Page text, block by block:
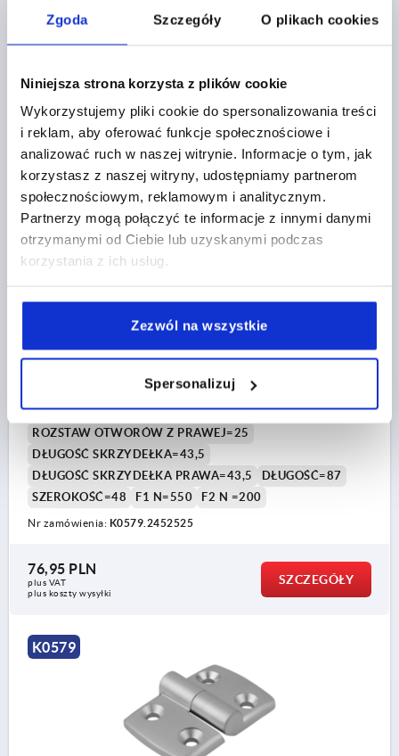
Zgoda Szczegóły O plikach cookies
Niniejsza strona korzysta z plików cookie
Wykorzystujemy pliki cookie do spersonalizowania treści
i reklam, aby oferować funkcje społecznościowe i
analizować ruch w naszej witrynie. Informacje o tym, jak
korzystasz z naszej witryny, udostępniamy partnerom
społecznościowym, reklamowym i analitycznym.
Partnerzy mogą połączyć te informacje z innymi danymi
otrzymanymi od Ciebie lub uzyskanymi podczas
korzystania z ich usług.
Zezwól na wszystkie
Spersonalizuj
DŁUGOŚĆ SKRZYDEŁKA PRAWA=38,5
DŁUGOŚĆ=77
SZEROKOŚĆ=48
75,82 PLN
plus VAT
plus koszty wysyłki
SZCZEGÓŁY
K0579
POWLEKANY PROSZKOWO, KOMP:STAL
NIERDZEWNA, A1=25, A2=25, A3=43,5, A4=43,5
ROZSTAW OTWORÓW Z LEWEJ=25
ROZSTAW OTWORÓW Z PRAWEJ=25
DŁUGOŚĆ SKRZYDEŁKA=43,5
DŁUGOŚĆ SKRZYDEŁKA PRAWA=43,5
DŁUGOŚĆ=87
SZEROKOŚĆ=48
F1 N=550 F2 N =200
Nr zamówienia: K0579.2452525
76,95 PLN
plus VAT
plus koszty wysyłki
SZCZEGÓŁY
K0579